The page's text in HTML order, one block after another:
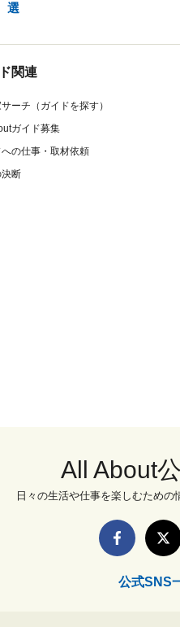
選
関連
ーチ（ガイドを探す）
ガイド募集
への仕事・取材依頼
決断
All About
日々の生活や仕事を楽しむための
公式SNS